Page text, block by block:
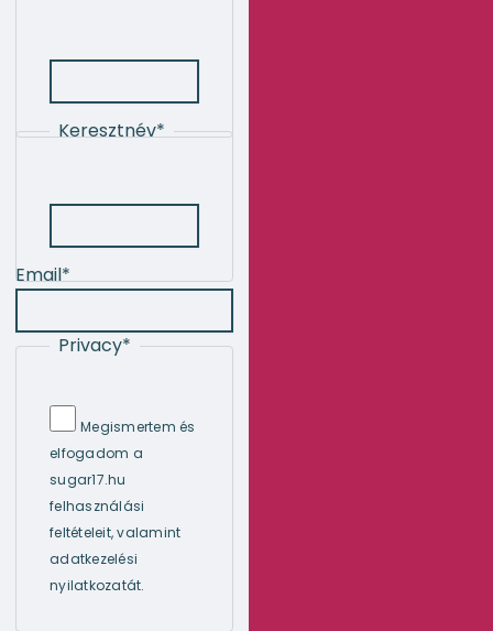
Keresztnév*
Email*
Privacy*
Megismertem és
elfogadom a
sugar17.hu
felhasználási
feltételeit, valamint
adatkezelési
nyilatkozatát.